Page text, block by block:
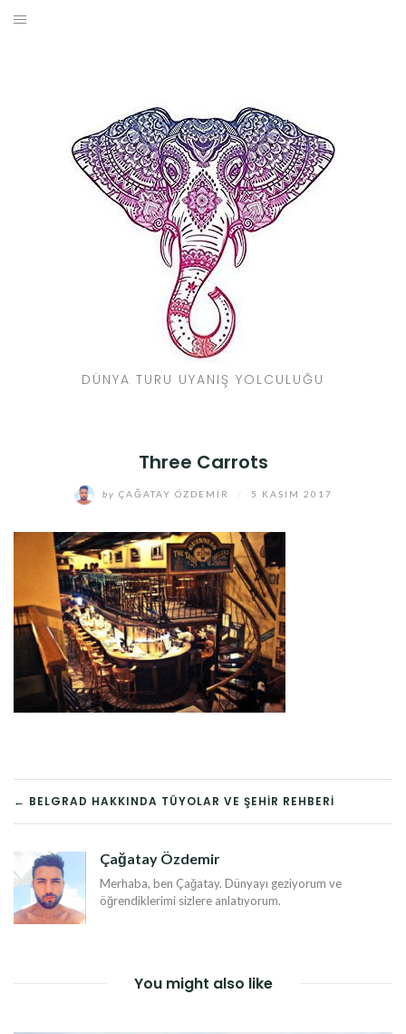
Skip
DÜNYA TURU UYANIŞ YOLCULUĞU
Three Carrots
by ÇAĞATAY ÖZDEMIR 5 KASIM 2017
YAZI
DOLAŞIMI
← BELGRAD HAKKINDA TÜYOLAR VE ŞEHIR REHBERI
Çağatay Özdemir
Merhaba, ben Çağatay. Dünyayı geziyorum ve
öğrendiklerimi sizlere anlatıyorum.
You might also like
SEYAHAT REHBERI